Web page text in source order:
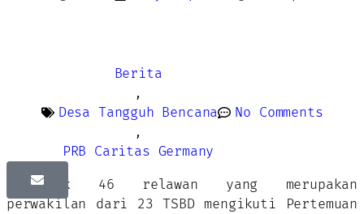
Berita
,
Desa Tangguh Bencana
,
PRB Caritas Germany
No Comments
Sebanyak 46 relawan yang merupakan
perwakilan dari 23 TSBD mengikuti Pertemuan